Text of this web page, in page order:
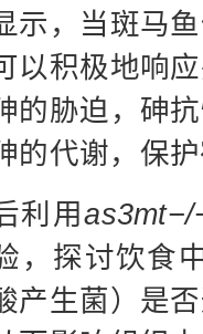
示，当斑马
以积极地响
的胁迫，砷
的代谢，保
利用as3mt−/
，探讨饮食
产生菌）是